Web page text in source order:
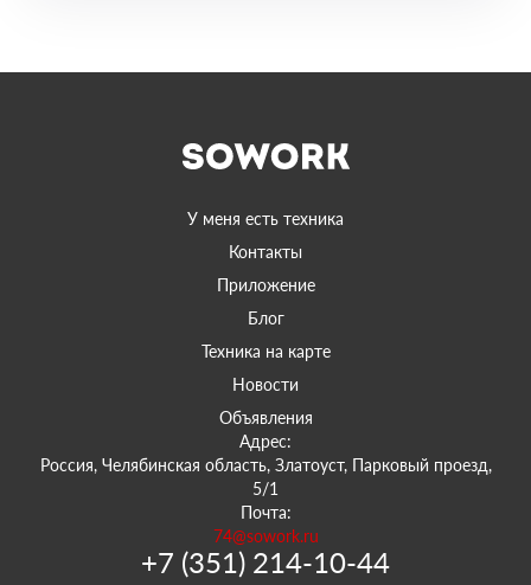
У меня есть техника
Контакты
Приложение
Блог
Техника на карте
Новости
Объявления
Адрес:
Россия, Челябинская область, Златоуст, Парковый проезд,
5/1
Почта:
74@sowork.ru
+7 (351) 214-10-44